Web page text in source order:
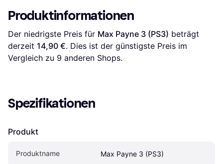
Produktinformationen
Der niedrigste Preis für Max Payne 3 (PS3) beträgt
derzeit 14,90 €. Dies ist der günstigste Preis im
Vergleich zu 9 anderen Shops.
Spezifikationen
Produkt
Produktname Max Payne 3 (PS3)